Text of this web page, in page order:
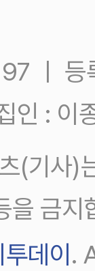
ㅣ
인 : 이
(기사)
을 금지
데이 .